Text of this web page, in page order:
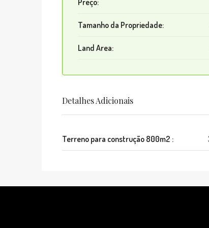
Preço:
Tamanho da Propriedade:
Land Area:
Detalhes Adicionais
Terreno para construção 800m2 :